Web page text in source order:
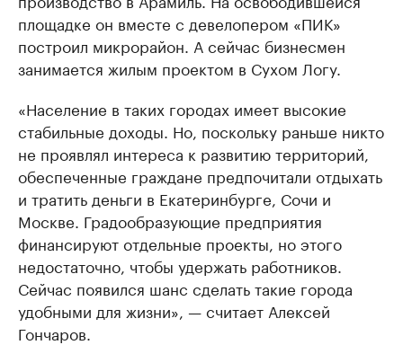
площадке он вместе с девелопером «ПИК»
построил микрорайон. А сейчас бизнесмен
занимается жилым проектом в Сухом Логу.
«Население в таких городах имеет высокие
стабильные доходы. Но, поскольку раньше никто
не проявлял интереса к развитию территорий,
обеспеченные граждане предпочитали отдыхать
и тратить деньги в Екатеринбурге, Сочи и
Москве. Градообразующие предприятия
финансируют отдельные проекты, но этого
недостаточно, чтобы удержать работников.
Сейчас появился шанс сделать такие города
удобными для жизни», — считает Алексей
Гончаров.